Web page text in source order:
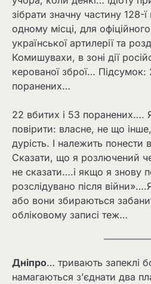
зібрати значну частину 128-
одному місці, для
української артилерії та
Комишувахи, в зоні дії
керованої зброї…
поранених…
22 вбитих і 53
повірити: власне, не що
дурість. І належить понести
Сказати, що я розлючений
не сказати….і якщо я знову
розслідувано після
або вони збираються
обліковому записі теж…
Дніпро… тривають запеклі
намагаються з’єднати два